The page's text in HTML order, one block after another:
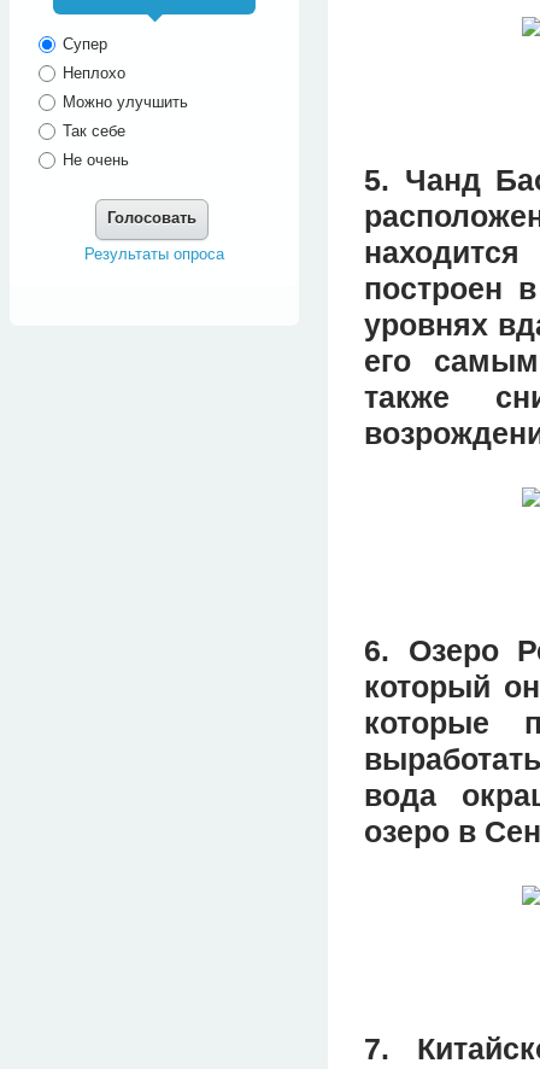
5. Чанд
построен
уровнях
его
также
6. Озеро
который
которые
вода
озеро в
7.
Супер
Неплохо
Можно улучшить
Так себе
Не очень
Голосовать
Результаты опроса